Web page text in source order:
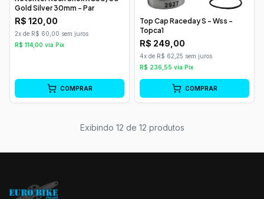
Gold Silver 30mm - Par
R$ 120,00
2x de R$ 60,00 sem juros
R$ 114,00 via Pix
COMPRAR
Top Cap Raceday S - Wss -
Topca1
R$ 249,00
4x de R$ 62,25 sem juros
R$ 236,55 via Pix
COMPRAR
Exibindo 12 de 12 produtos